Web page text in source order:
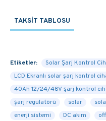
ŞARJ KONTROL
GRID
KULLANILAN
CIHAZI LCD
12/24/48V
TAKSIT TABLOSU
Etiketler:
Solar Şarj Kontrol
LCD Ekranlı solar şarj kontrol
40Ah 12/24/48V şarj kontrol
şarj regulatörü
solar
enerji sistemi
DC akım